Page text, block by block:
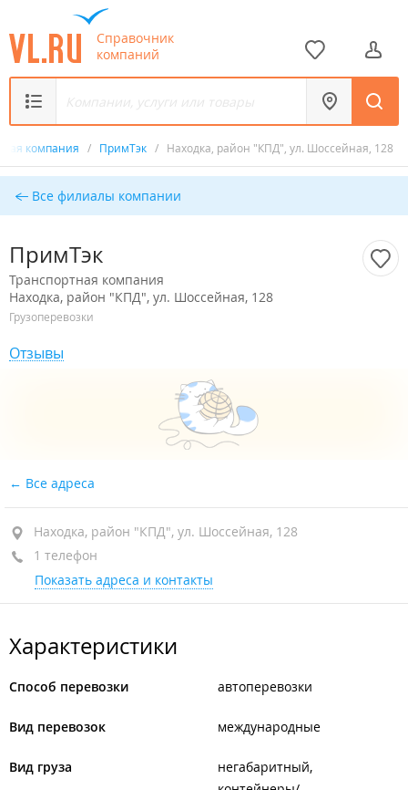
Справочник
компаний
компания / ПримТэк / Находка, район "КПД", ул. Шоссейная, 128
Все филиалы компании
ПримТэк
Транспортная компания
Находка, район "КПД", ул. Шоссейная, 128
Грузоперевозки
Отзывы
Все адреса
Находка, район "КПД", ул. Шоссейная, 128
1 телефон
Показать адреса и контакты
Характеристики
Способ перевозки автоперевозки
Вид перевозок международные
Вид груза
негабаритный